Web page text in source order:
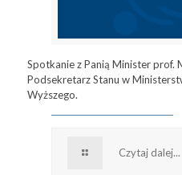
Spotkanie z Panią Minister prof.
Podsekretarz Stanu w
Wyższego.
Czytaj dalej...